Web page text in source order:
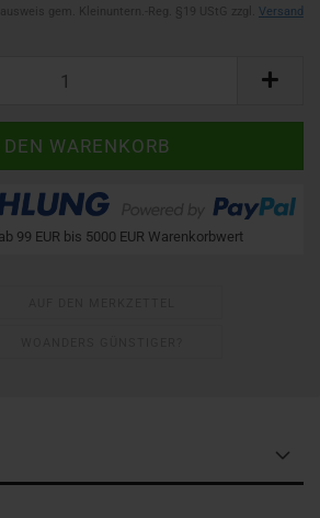
Versand
99 EUR bis 5000 EUR Warenkorbwert